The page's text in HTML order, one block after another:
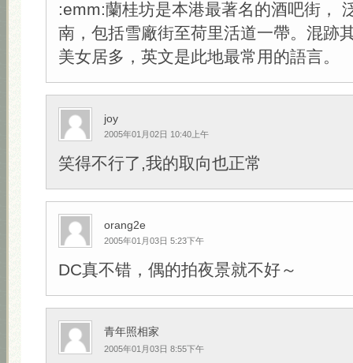
:emm:蘭桂坊是本港最著名的酒吧街，
南，包括雪廠街至荷里活道一帶。混跡
美女居多，英文是此地最常用的語言。
joy
2005年01月02日 10:40上午
笑得不行了,我的取向也正常
orang2e
2005年01月03日 5:23下午
DC真不错，偶的拍夜景就不好～
青年照相家
2005年01月03日 8:55下午